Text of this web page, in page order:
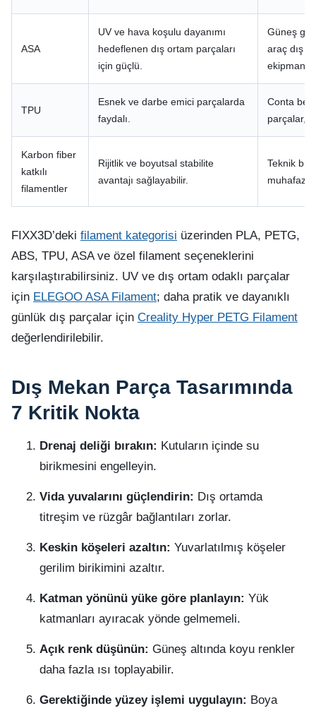
ASA
UV ve hava koşulu dayanımı
hedeflenen dış ortam parçaları
için güçlü.
Güneş
araç dış
ekipmanı.
TPU
Esnek ve darbe emici parçalarda
faydalı.
Conta
parçalar,
Karbon fiber
katkılı
filamentler
Rijitlik ve boyutsal stabilite
avantajı sağlayabilir.
Teknik
muhafaza
FIXX3D’deki filament kategorisi üzerinden PLA, PETG,
ABS, TPU, ASA ve özel filament seçeneklerini
karşılaştırabilirsiniz. UV ve dış ortam odaklı parçalar
için ELEGOO ASA Filament; daha pratik ve dayanıklı
günlük dış parçalar için Creality Hyper PETG Filament
değerlendirilebilir.
Dış Mekan Parça Tasarımında
7 Kritik Nokta
Drenaj deliği bırakın: Kutuların içinde su
birikmesini engelleyin.
Vida yuvalarını güçlendirin: Dış ortamda
titreşim ve rüzgâr bağlantıları zorlar.
Keskin köşeleri azaltın: Yuvarlatılmış köşeler
gerilim birikimini azaltır.
Katman yönünü yüke göre planlayın: Yük
katmanları ayıracak yönde gelmemeli.
Açık renk düşünün: Güneş altında koyu renkler
daha fazla ısı toplayabilir.
Gerektiğinde yüzey işlemi uygulayın: Boya